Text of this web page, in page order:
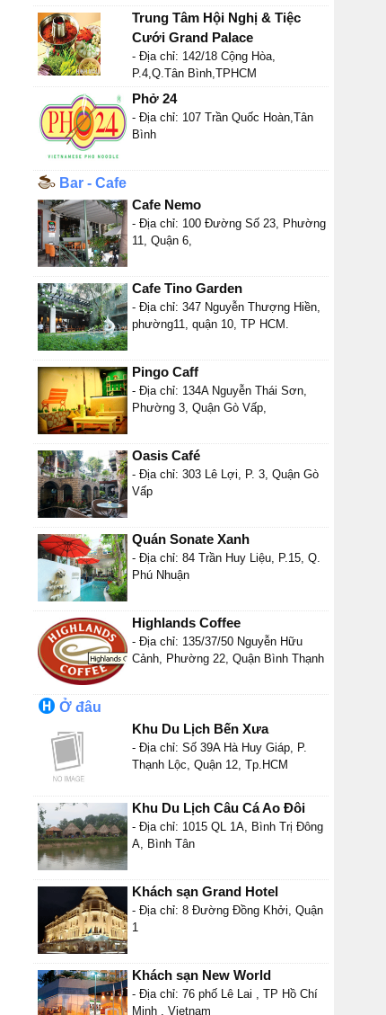
Trung Tâm Hội Nghị & Tiệc
Cưới Grand Palace
- Địa chỉ: 142/18 Cộng Hòa,
P.4,Q.Tân Bình,TPHCM
Phở 24
- Địa chỉ: 107 Trần Quốc Hoàn,Tân
Bình
Bar - Cafe
Cafe Nemo
- Địa chỉ: 100 Đường Số 23, Phường
11, Quận 6,
Cafe Tino Garden
- Địa chỉ: 347 Nguyễn Thượng Hiền,
phường11, quận 10, TP HCM.
Pingo Caff
- Địa chỉ: 134A Nguyễn Thái Sơn,
Phường 3, Quận Gò Vấp,
Oasis Café
- Địa chỉ: 303 Lê Lợi, P. 3, Quận Gò
Vấp
Quán Sonate Xanh
- Địa chỉ: 84 Trần Huy Liệu, P.15, Q.
Phú Nhuận
Highlands Coffee
- Địa chỉ: 135/37/50 Nguyễn Hữu
Cảnh, Phường 22, Quận Bình Thạnh
Ở đâu
Khu Du Lịch Bến Xưa
- Địa chỉ: Số 39A Hà Huy Giáp, P.
Thạnh Lộc, Quận 12, Tp.HCM
Khu Du Lịch Câu Cá Ao Đôi
- Địa chỉ: 1015 QL 1A, Bình Trị Đông
A, Bình Tân
Khách sạn Grand Hotel
- Địa chỉ: 8 Đường Đồng Khởi, Quận
1
Khách sạn New World
- Địa chỉ: 76 phố Lê Lai , TP Hồ Chí
Minh , Vietnam